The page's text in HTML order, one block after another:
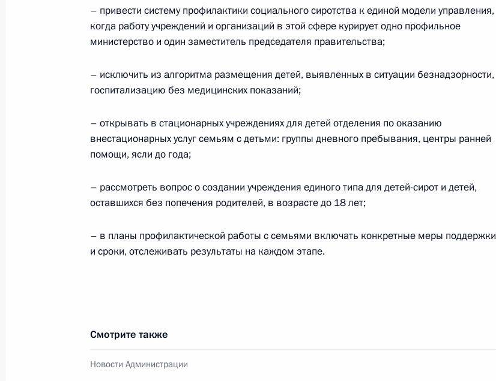
Мария Львова-Белова посетила Ямало-Ненецкий автономный
округ
6 марта 2025 года, 18:00
Действие норм закона о дополнительных мерах господдержки
семей, имеющих детей, продлено до 2030 года включительно
28 февраля 2025 года, 21:35
Внесены изменения в Уголовно-процессуальный кодекс в части
ограничения применения меры пресечения в виде заключения
28 февраля 2025 года, 20:40
25 февраля 2025 года, 14:45
– привести систему профилактики социального сиротства к единой модели управления,
когда работу учреждений и организаций в этой сфере курирует одно профильное
министерство и один заместитель председателя правительства;
– исключить из алгоритма размещения детей, выявленных в ситуации безнадзорности,
госпитализацию без медицинских показаний;
– открывать в стационарных учреждениях для детей отделения по оказанию
внестационарных услуг семьям с детьми: группы дневного пребывания, центры ранней
помощи, ясли до года;
– рассмотреть вопрос о создании учреждения единого типа для детей-сирот и детей,
оставшихся без попечения родителей, в возрасте до 18 лет;
– в планы профилактической работы с семьями включать конкретные меры поддержки
и сроки, отслеживать результаты на каждом этапе.
Смотрите также
Новости Администрации